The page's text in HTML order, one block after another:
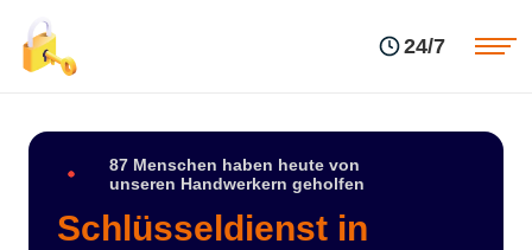
24/7
87 Menschen haben heute von
unseren Handwerkern geholfen
Schlüsseldienst in